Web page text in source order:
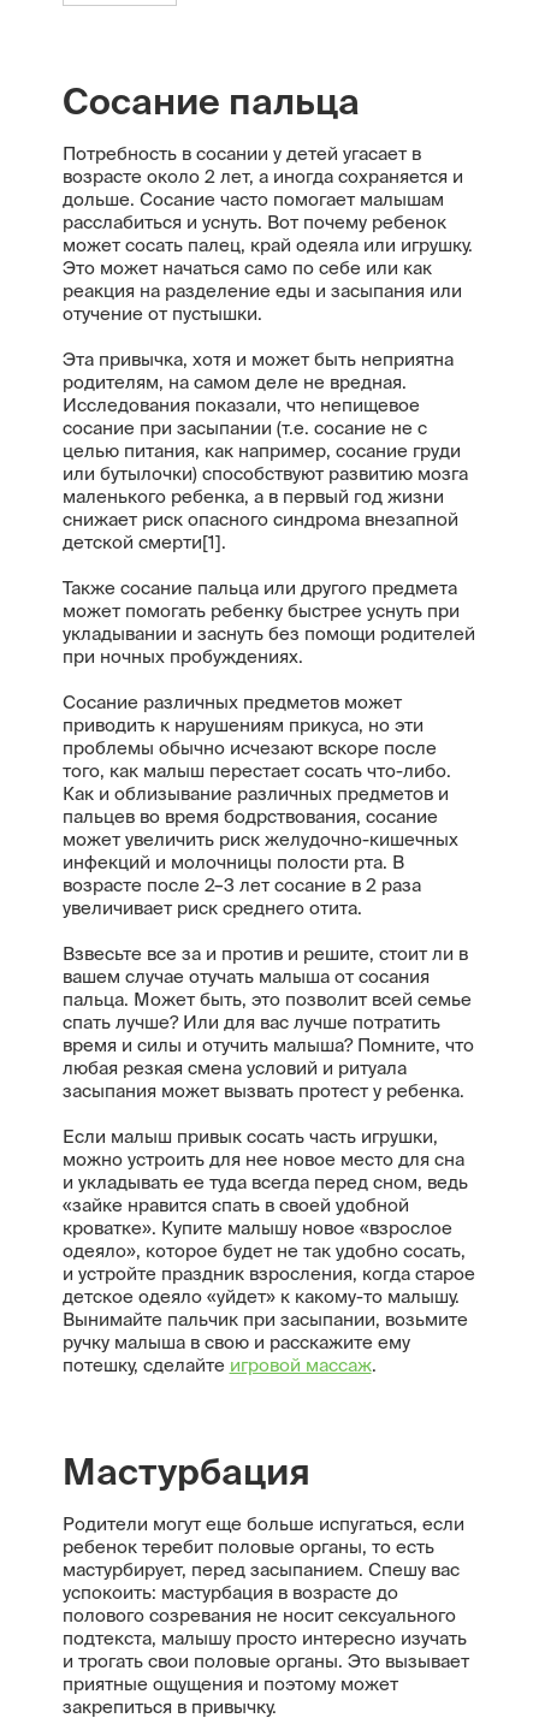
Сосание пальца
Потребность в сосании у детей угасает в
возрасте около 2 лет, а иногда сохраняется и
дольше. Сосание часто помогает малышам
расслабиться и уснуть. Вот почему ребенок
может сосать палец, край одеяла или игрушку.
Это может начаться само по себе или как
реакция на разделение еды и засыпания или
отучение от пустышки.
Эта привычка, хотя и может быть неприятна
родителям, на самом деле не вредная.
Исследования показали, что непищевое
сосание при засыпании (т.е. сосание не с
целью питания, как например, сосание груди
или бутылочки) способствуют развитию мозга
маленького ребенка, а в первый год жизни
снижает риск опасного синдрома внезапной
детской смерти[1].
Также сосание пальца или другого предмета
может помогать ребенку быстрее уснуть при
укладывании и заснуть без помощи родителей
при ночных пробуждениях.
Сосание различных предметов может
приводить к нарушениям прикуса, но эти
проблемы обычно исчезают вскоре после
того, как малыш перестает сосать что-либо.
Как и облизывание различных предметов и
пальцев во время бодрствования, сосание
может увеличить риск желудочно-кишечных
инфекций и молочницы полости рта. В
возрасте после 2–3 лет сосание в 2 раза
увеличивает риск среднего отита.
Взвесьте все за и против и решите, стоит ли в
вашем случае отучать малыша от сосания
пальца. Может быть, это позволит всей семье
спать лучше? Или для вас лучше потратить
время и силы и отучить малыша? Помните, что
любая резкая смена условий и ритуала
засыпания может вызвать протест у ребенка.
Если малыш привык сосать часть игрушки,
можно устроить для нее новое место для сна
и укладывать ее туда всегда перед сном, ведь
«зайке нравится спать в своей удобной
кроватке». Купите малышу новое «взрослое
одеяло», которое будет не так удобно сосать,
и устройте праздник взросления, когда старое
детское одеяло «уйдет» к какому-то малышу.
Вынимайте пальчик при засыпании, возьмите
ручку малыша в свою и расскажите ему
потешку, сделайте игровой массаж.
Мастурбация
Родители могут еще больше испугаться, если
ребенок теребит половые органы, то есть
мастурбирует, перед засыпанием. Спешу вас
успокоить: мастурбация в возрасте до
полового созревания не носит сексуального
подтекста, малышу просто интересно изучать
и трогать свои половые органы. Это вызывает
приятные ощущения и поэтому может
закрепиться в привычку.